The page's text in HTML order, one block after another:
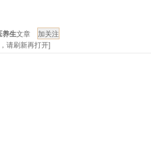
牛、龙、兔、狗、鸡生肖化太岁开始预
养生文章
请刷新再打开]